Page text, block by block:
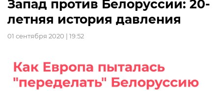
Запад против Белоруссии: 20-
летняя история давления
01 сентября 2020 | 19:52